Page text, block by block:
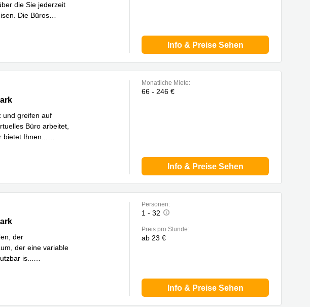
die Sie jederzeit
Die Büros
Info & Preise Sehen
und greifen auf
Büro arbeitet,
bietet Ihnen
Monatliche Miete:
66 - 246 €
Info & Preise Sehen
der
der eine variable
is
Personen:
1 - 32
Preis pro Stunde:
ab 23 €
Info & Preise Sehen